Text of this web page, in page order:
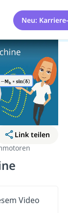
Neu:
Link teilen
Video